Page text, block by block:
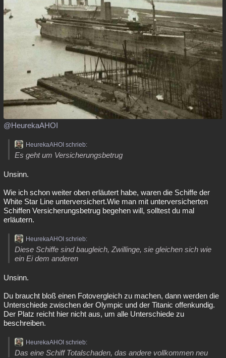
@HeurekaAHOI
HeurekaAHOI schrieb:
Es geht um Versicherungsbetrug
Unsinn.
Wie ich schon weiter oben erläutert habe, waren die Schiffe der
White Star Line unterversichert.Wie man mit unterversicherten
Schiffen Versicherungsbetrug begehen will, solltest du mal
erläutern.
HeurekaAHOI schrieb:
Diese Schiffe sind baugleich, Zwillinge, sie gleichen sich wie
ein Ei dem anderen
Unsinn.
Du braucht bloß einen Fotovergleich zu machen, dann werden die
Unterschiede zwischen der Olympic und der Titanic offenkundig.
Der Platz reicht hier nicht aus, um alle Unterschiede zu
beschreiben.
HeurekaAHOI schrieb:
Das eine Schiff Totalschaden, das andere vollkommen neu